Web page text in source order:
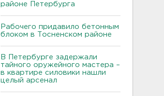
районе Петербурга
Рабочего придавило бетонным
блоком в Тосненском районе
В Петербурге задержали
тайного оружейного мастера –
в квартире силовики нашли
целый арсенал